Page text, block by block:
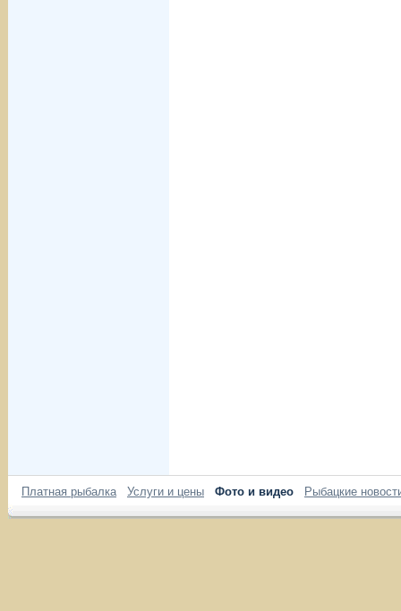
Платная рыбалка Услуги и цены Фото и видео Рыбацкие